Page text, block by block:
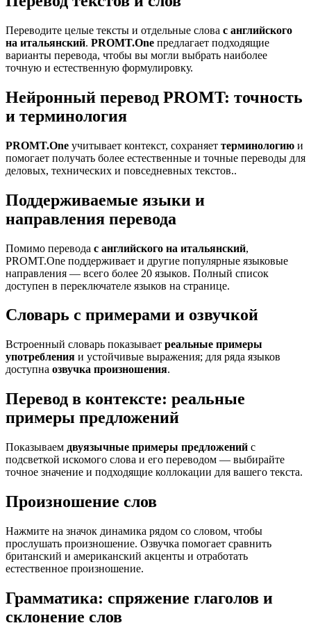
Переводите целые тексты и отдельные слова с английского
на итальянский. PROMT.One предлагает подходящие
варианты перевода, чтобы вы могли выбрать наиболее
точную и естественную формулировку.
Нейронный перевод PROMT: точность
и терминология
PROMT.One учитывает контекст, сохраняет терминологию и
помогает получать более естественные и точные переводы для
деловых, технических и повседневных текстов..
Поддерживаемые языки и
направления перевода
Помимо перевода с английского на итальянский,
PROMT.One поддерживает и другие популярные языковые
направления — всего более 20 языков. Полный список
доступен в переключателе языков на странице.
Словарь с примерами и озвучкой
Встроенный словарь показывает реальные примеры
употребления и устойчивые выражения; для ряда языков
доступна озвучка произношения.
Перевод в контексте: реальные
примеры предложений
Показываем двуязычные примеры предложений с
подсветкой искомого слова и его переводом — выбирайте
точное значение и подходящие коллокации для вашего текста.
Произношение слов
Нажмите на значок динамика рядом со словом, чтобы
прослушать произношение. Озвучка помогает сравнить
британский и американский акценты и отработать
естественное произношение.
Грамматика: спряжение глаголов и
склонение слов